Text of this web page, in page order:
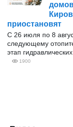
приостановят
С 26 июля по 8
следующему
этап
1900